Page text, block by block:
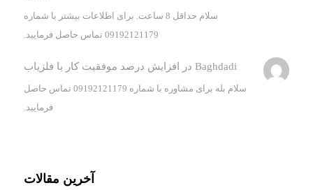
سلام حداقل 8 ساعت. برای اطلاعات بیشتر با شماره
09192121179 تماس حاصل فرمایید.
Baghdadi در افزایش درصد موفقیت کار با فلزیاب
سلام بله برای مشاوره با شماره 09192121179 تماس حاصل
فرمایید.
آخرین مقالات